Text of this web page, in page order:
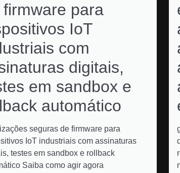
firmware para
IoT
com
digitais,
em sandbox e
automático
seguras de firmware para
IoT industriais com assinaturas
testes em sandbox e rollback
Saiba como agir agora